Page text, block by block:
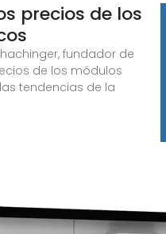
precios de los
fundador de
de los módulos
tendencias de la